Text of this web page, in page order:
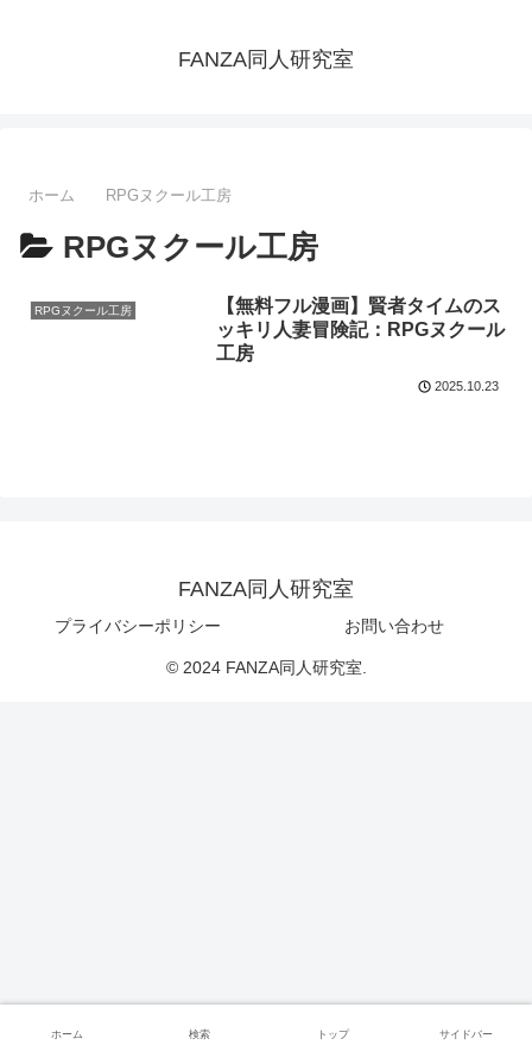
FANZA同人研究室
ホーム RPGヌクール工房
RPGヌクール工房
RPGヌクール工房
【無料フル漫画】賢者タイムのス
ッキリ人妻冒険記：RPGヌクール
工房
2025.10.23
FANZA同人研究室
プライバシーポリシー お問い合わせ
© 2024 FANZA同人研究室.
ホーム 検索 トップ サイドバー